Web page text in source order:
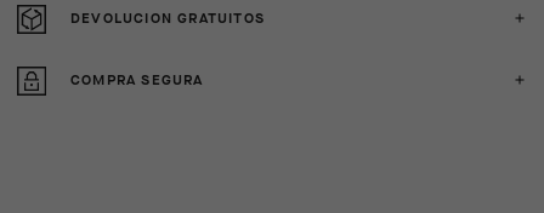
DEVOLUCION GRATUITOS
COMPRA SEGURA